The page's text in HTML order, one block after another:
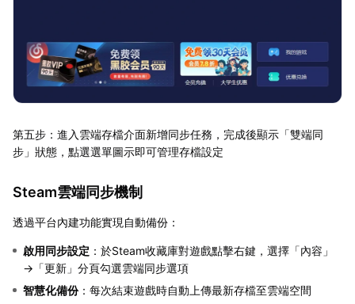
第五步：進入雲端存檔介面新增同步任務，完成後顯示「雙端同
步」狀態，點選選單圖示即可管理存檔設定
Steam雲端同步機制
透過平台內建功能實現自動備份：
啟用同步設定 ：於Steam收藏庫對遊戲點擊右鍵，選擇「內容」
→「更新」分頁勾選雲端同步選項
智慧化備份：每次結束遊戲時自動上傳最新存檔至雲端空間